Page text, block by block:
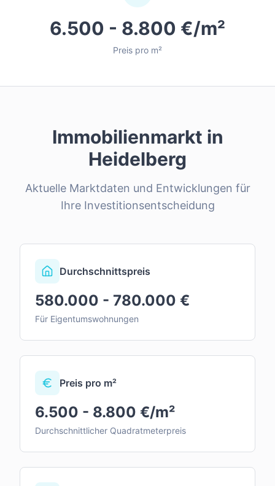
6.500 - 8.800 €/m²
Preis pro m²
Immobilienmarkt in
Heidelberg
Aktuelle Marktdaten und Entwicklungen für
Ihre Investitionsentscheidung
Durchschnittspreis
580.000 - 780.000 €
Für Eigentumswohnungen
Preis pro m²
6.500 - 8.800 €/m²
Durchschnittlicher Quadratmeterpreis